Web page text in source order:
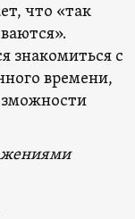
что «так
знакомиться с
времени,